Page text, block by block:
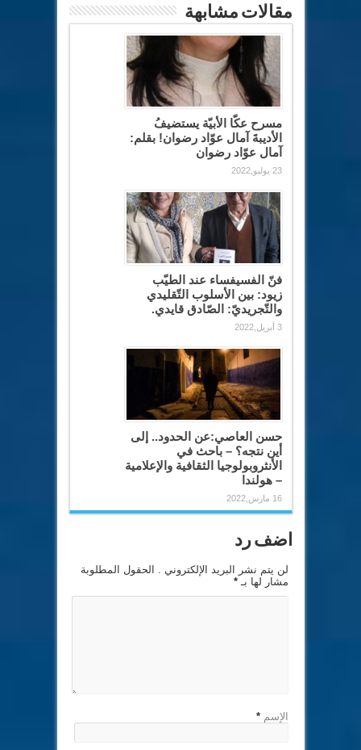
مقالات مشابهة
مسرح عكّا الأبيّة يستضيفُ
الأديبةَ آمال عوّاد رضوان! بقلم:
آمال عوّاد رضوان
23 يوليو,2022
فنّ الفسيفساء عند الطيّب
زيود: بين الأسلوب التّقليدي
والتّجريديّ: الصّادق قايدي.
3 أبريل,2022
حسن العاصي:عن الحدود.. إلى
أين نتجه؟ – باحث في
الأنثروبولوجيا الثقافية والإعلامية
– هولندا
16 مارس,2022
اضف رد
لن يتم نشر البريد الإلكتروني . الحقول المطلوبة
مشار لها بـ*
الإسم *